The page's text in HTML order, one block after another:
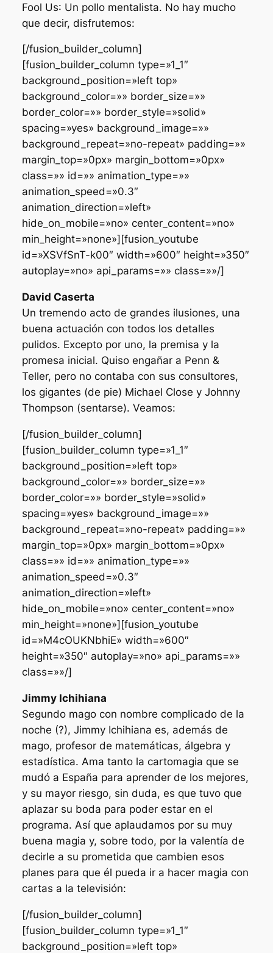
Fool Us: Un pollo mentalista. No hay mucho
que decir, disfrutemos:
[/fusion_builder_column]
[fusion_builder_column type=»1_1″
background_position=»left top»
background_color=»» border_size=»»
border_color=»» border_style=»solid»
spacing=»yes» background_image=»»
background_repeat=»no-repeat» padding=»»
margin_top=»0px» margin_bottom=»0px»
class=»» id=»» animation_type=»»
animation_speed=»0.3″
animation_direction=»left»
hide_on_mobile=»no» center_content=»no»
min_height=»none»][fusion_youtube
id=»XSVfSnT-k00″ width=»600″ height=»350″
autoplay=»no» api_params=»» class=»»/]
David Caserta
Un tremendo acto de grandes ilusiones, una
buena actuación con todos los detalles
pulidos. Excepto por uno, la premisa y la
promesa inicial. Quiso engañar a Penn &
Teller, pero no contaba con sus consultores,
los gigantes (de pie) Michael Close y Johnny
Thompson (sentarse). Veamos:
[/fusion_builder_column]
[fusion_builder_column type=»1_1″
background_position=»left top»
background_color=»» border_size=»»
border_color=»» border_style=»solid»
spacing=»yes» background_image=»»
background_repeat=»no-repeat» padding=»»
margin_top=»0px» margin_bottom=»0px»
class=»» id=»» animation_type=»»
animation_speed=»0.3″
animation_direction=»left»
hide_on_mobile=»no» center_content=»no»
min_height=»none»][fusion_youtube
id=»M4cOUKNbhiE» width=»600″
height=»350″ autoplay=»no» api_params=»»
class=»»/]
Jimmy Ichihiana
Segundo mago con nombre complicado de la
noche (?), Jimmy Ichihiana es, además de
mago, profesor de matemáticas, álgebra y
estadística. Ama tanto la cartomagia que se
mudó a España para aprender de los mejores,
y su mayor riesgo, sin duda, es que tuvo que
aplazar su boda para poder estar en el
programa. Así que aplaudamos por su muy
buena magia y, sobre todo, por la valentía de
decirle a su prometida que cambien esos
planes para que él pueda ir a hacer magia con
cartas a la televisión:
[/fusion_builder_column]
[fusion_builder_column type=»1_1″
background_position=»left top»